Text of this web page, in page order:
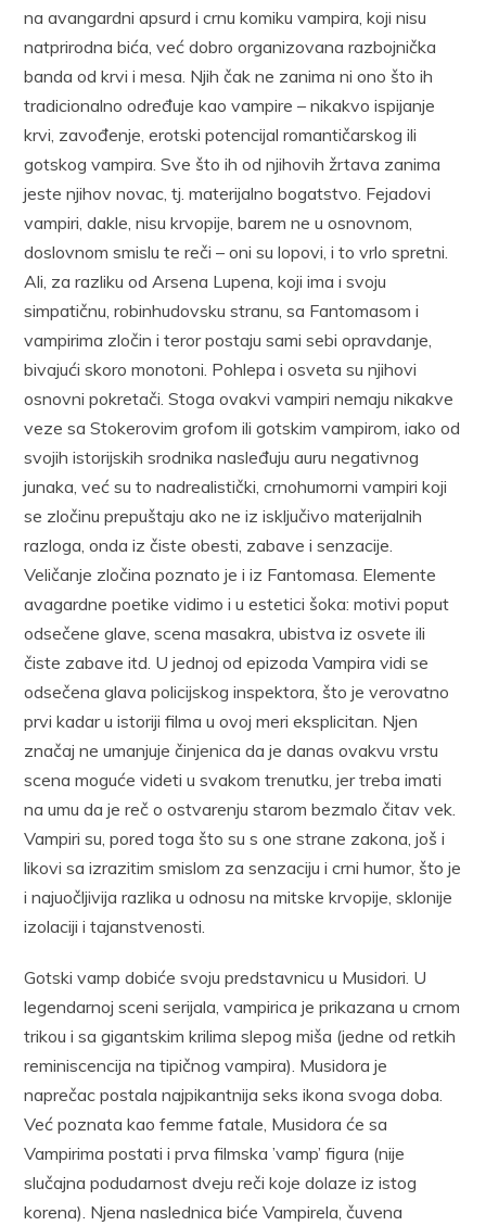
na avangardni apsurd i crnu komiku vampira, koji nisu
natprirodna bića, već dobro organizovana razbojnička
banda od krvi i mesa. Njih čak ne zanima ni ono što ih
tradicionalno određuje kao vampire – nikakvo ispijanje
krvi, zavođenje, erotski potencijal romantičarskog ili
gotskog vampira. Sve što ih od njihovih žrtava zanima
jeste njihov novac, tj. materijalno bogatstvo. Fejadovi
vampiri, dakle, nisu krvopije, barem ne u osnovnom,
doslovnom smislu te reči – oni su lopovi, i to vrlo spretni.
Ali, za razliku od Arsena Lupena, koji ima i svoju
simpatičnu, robinhudovsku stranu, sa Fantomasom i
vampirima zločin i teror postaju sami sebi opravdanje,
bivajući skoro monotoni. Pohlepa i osveta su njihovi
osnovni pokretači. Stoga ovakvi vampiri nemaju nikakve
veze sa Stokerovim grofom ili gotskim vampirom, iako od
svojih istorijskih srodnika nasleđuju auru negativnog
junaka, već su to nadrealistički, crnohumorni vampiri koji
se zločinu prepuštaju ako ne iz isključivo materijalnih
razloga, onda iz čiste obesti, zabave i senzacije.
Veličanje zločina poznato je i iz Fantomasa. Elemente
avagardne poetike vidimo i u estetici šoka: motivi poput
odsečene glave, scena masakra, ubistva iz osvete ili
čiste zabave itd. U jednoj od epizoda Vampira vidi se
odsečena glava policijskog inspektora, što je verovatno
prvi kadar u istoriji filma u ovoj meri eksplicitan. Njen
značaj ne umanjuje činjenica da je danas ovakvu vrstu
scena moguće videti u svakom trenutku, jer treba imati
na umu da je reč o ostvarenju starom bezmalo čitav vek.
Vampiri su, pored toga što su s one strane zakona, još i
likovi sa izrazitim smislom za senzaciju i crni humor, što je
i najuočljivija razlika u odnosu na mitske krvopije, sklonije
izolaciji i tajanstvenosti.
Gotski vamp dobiće svoju predstavnicu u Musidori. U
legendarnoj sceni serijala, vampirica je prikazana u crnom
trikou i sa gigantskim krilima slepog miša (jedne od retkih
reminiscencija na tipičnog vampira). Musidora je
naprečac postala najpikantnija seks ikona svoga doba.
Već poznata kao femme fatale, Musidora će sa
Vampirima postati i prva filmska ’vamp’ figura (nije
slučajna podudarnost dveju reči koje dolaze iz istog
korena). Njena naslednica biće Vampirela, čuvena